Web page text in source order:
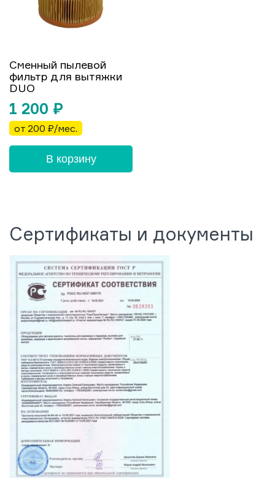
Сменный пылевой
фильтр для вытяжки
DUO
1 200 ₽
от 200 ₽/мес.
В корзину
Сертификаты и документы